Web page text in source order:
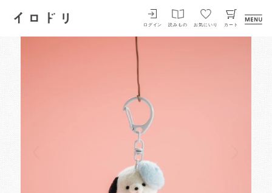
イロドリ
ログイン 読みもの お気にいり カート